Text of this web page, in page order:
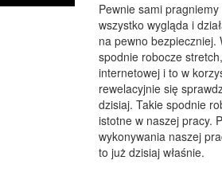
Pewnie sami
wszystko wygląda i
na pewno
spodnie robocze
internetowej i to w
rewelacyjnie się
dzisiaj. Takie spodnie
istotne w naszej pracy.
wykonywania naszej
to już dzisiaj właśnie.